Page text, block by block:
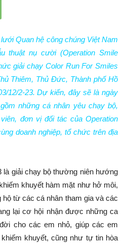
Quan hệ công chúng Việt Nam
thuật nụ cười (Operation Smile
giải chạy Color Run For Smiles
Thiêm, Thủ Đức, Thành phố Hồ
12/2-23. Dự kiến, đây sẽ là ngày
những cá nhân yêu chạy bộ,
đơn vị đối tác của Operation
doanh nghiệp, tổ chức trên địa
là giải chạy bộ thường niên hướng
khuyết hàm mặt như hở môi,
hộ từ các cá nhân tham gia và các
lại cơ hội nhận được những ca
cho các em nhỏ, giúp các em
khuyết, cũng như tự tin hòa